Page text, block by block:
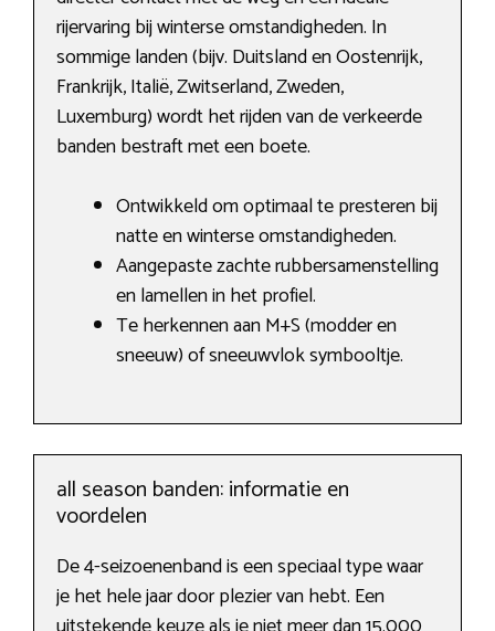
rijervaring bij winterse omstandigheden. In
sommige landen (bijv. Duitsland en Oostenrijk,
Frankrijk, Italië, Zwitserland, Zweden,
Luxemburg) wordt het rijden van de verkeerde
banden bestraft met een boete.
Ontwikkeld om optimaal te presteren bij
natte en winterse omstandigheden.
Aangepaste zachte rubbersamenstelling
en lamellen in het profiel.
Te herkennen aan M+S (modder en
sneeuw) of sneeuwvlok symbooltje.
all season banden: informatie en
voordelen
De 4-seizoenenband is een speciaal type waar
je het hele jaar door plezier van hebt. Een